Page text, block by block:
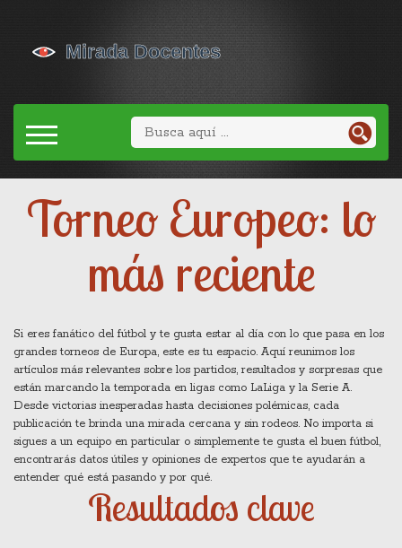
Torneo Europeo: lo
más reciente
Si eres fanático del fútbol y te gusta estar al día con lo que pasa en los
grandes torneos de Europa, este es tu espacio. Aquí reunimos los
artículos más relevantes sobre los partidos, resultados y sorpresas que
están marcando la temporada en ligas como LaLiga y la Serie A.
Desde victorias inesperadas hasta decisiones polémicas, cada
publicación te brinda una mirada cercana y sin rodeos. No importa si
sigues a un equipo en particular o simplemente te gusta el buen fútbol,
encontrarás datos útiles y opiniones de expertos que te ayudarán a
entender qué está pasando y por qué.
Resultados clave